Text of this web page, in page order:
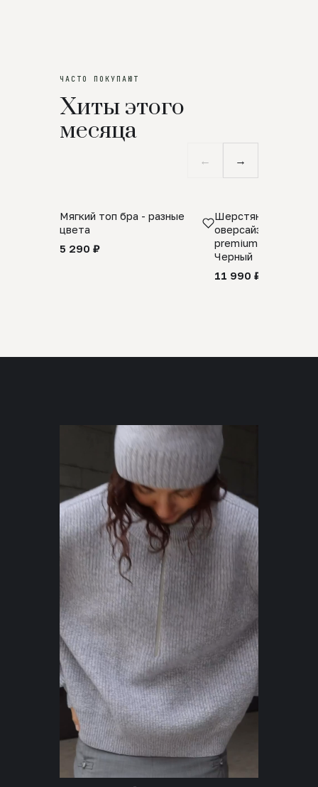
ЧАСТО ПОКУПАЮТ
Хиты этого
месяца
← →
Мягкий топ бра - разные
цвета
5 290 ₽
Шерстяной свитер
оверсайз 100%
premium merino
Черный
11 990 ₽